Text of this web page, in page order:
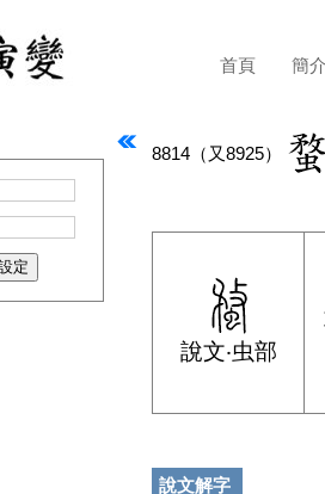
首頁 簡
8814 （又8925）
說文‧虫部
說文解字